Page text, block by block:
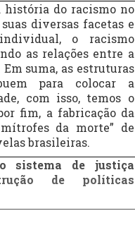
história do racismo no
diversas facetas e
o racismo
as relações entre a
suma, as estruturas
para colocar a
com isso, temos o
fim, a fabricação da
da morte” de
brasileiras.
sistema de justiça
de políticas